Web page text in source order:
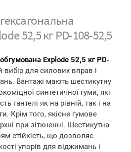
52,5 кг PD-108-52,5
Explode 52,5 кг PD-
для силових вправ і
Вантажі мають шестикутну
синтетичної гуми, які
гантелі як на рівній, так і на
Крім того, якісне гумове
при зіткненні. Шестикутна
стійкість, що дозволяє
упорів для віджимань і